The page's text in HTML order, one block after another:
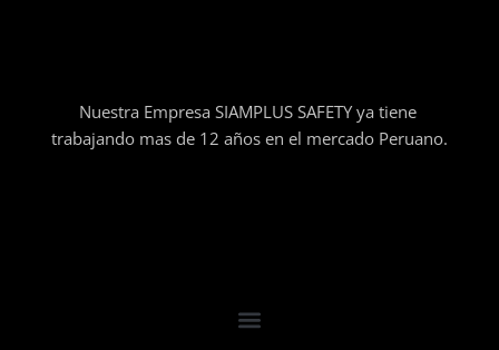
Nuestra Empresa SIAMPLUS SAFETY ya tiene
trabajando mas de 12 años en el mercado Peruano.